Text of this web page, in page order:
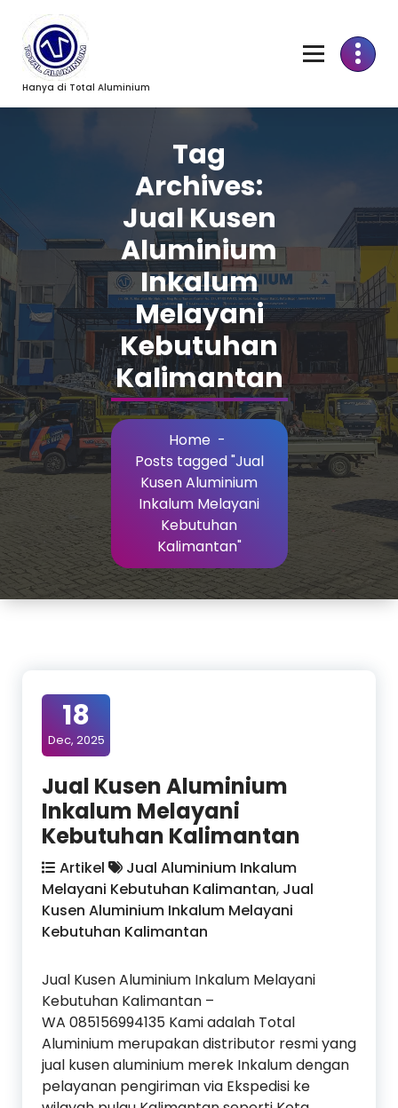
Content
Hanya di Total Aluminium
Tag
Archives:
Jual Kusen
Aluminium
Inkalum
Melayani
Kebutuhan
Kalimantan
Home -
Posts tagged "Jual
Kusen Aluminium
Inkalum Melayani
Kebutuhan
Kalimantan"
18
Dec, 2025
Jual Kusen Aluminium
Inkalum Melayani
Kebutuhan Kalimantan
Artikel
Jual Aluminium Inkalum
Melayani Kebutuhan Kalimantan, Jual
Kusen Aluminium Inkalum Melayani
Kebutuhan Kalimantan
Jual Kusen Aluminium Inkalum Melayani
Kebutuhan Kalimantan –
WA 085156994135 Kami adalah Total
Aluminium merupakan distributor resmi yang
jual kusen aluminium merek Inkalum dengan
pelayanan pengiriman via Ekspedisi ke